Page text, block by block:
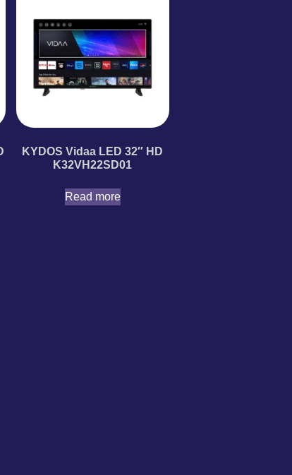
KYDOS Vidaa LED 32″ HD
K32VH22SD01
Read more